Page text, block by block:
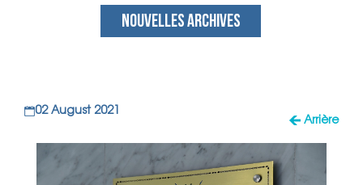
NOUVELLES ARCHIVES
Arrière
02 August 2021